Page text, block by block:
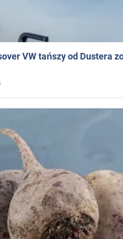
VW tańszy od Dustera